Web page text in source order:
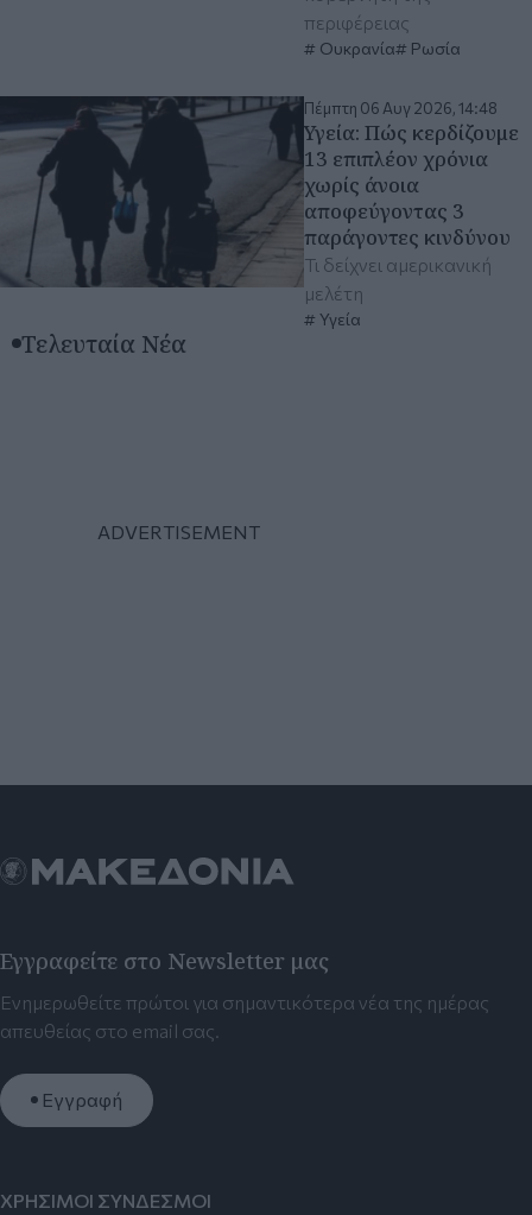
περιφέρειας
Ουκρανία Ρωσία
Πέμπτη 06 Αυγ 2026, 14:48
Υγεία: Πώς κερδίζουμε
13 επιπλέον χρόνια
χωρίς άνοια
αποφεύγοντας 3
παράγοντες κινδύνου
Τι δείχνει αμερικανική
μελέτη
Υγεία
Τελευταία Νέα
Εγγραφείτε στο Newsletter μας
Ενημερωθείτε πρώτοι για σημαντικότερα νέα της ημέρας
απευθείας στο email σας.
Εγγραφή
ΧΡΗΣΙΜΟΙ ΣΥΝΔΕΣΜΟΙ